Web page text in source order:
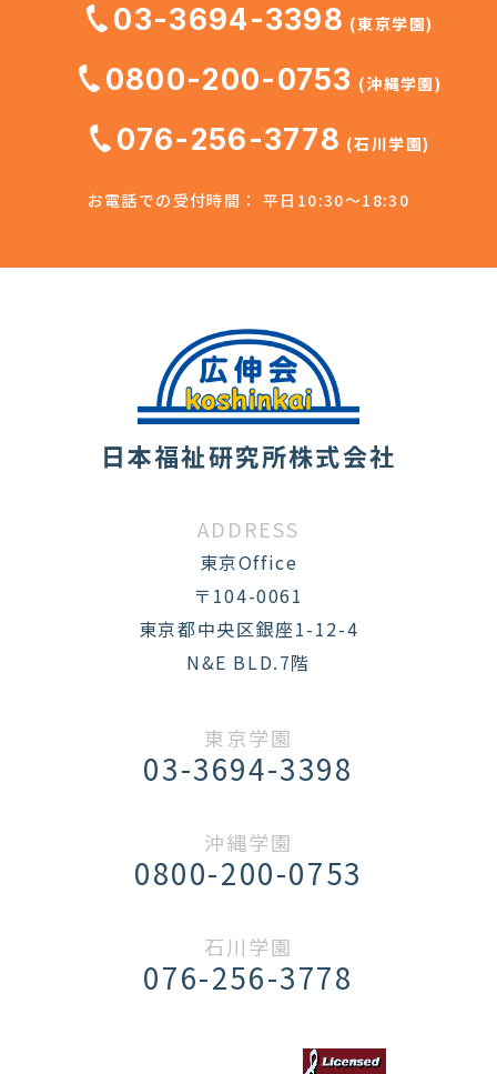
03-3694-3398 (東京学園)
0800-200-0753 (沖縄学園)
076-256-3778 (石川学園)
お電話での受付時間： 平日10:30～18:30
日本福祉研究所株式会社
ADDRESS
東京Office
〒104-0061
東京都中央区銀座1-12-4
N&E BLD.7階
東京学園
03-3694-3398
沖縄学園
0800-200-0753
石川学園
076-256-3778